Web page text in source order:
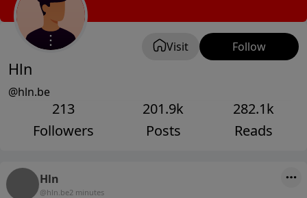
Visit Follow
Hln
@hln.be
213
Followers
201.9k
Posts
282.1k
Reads
Hln
@hln.be2 minutes